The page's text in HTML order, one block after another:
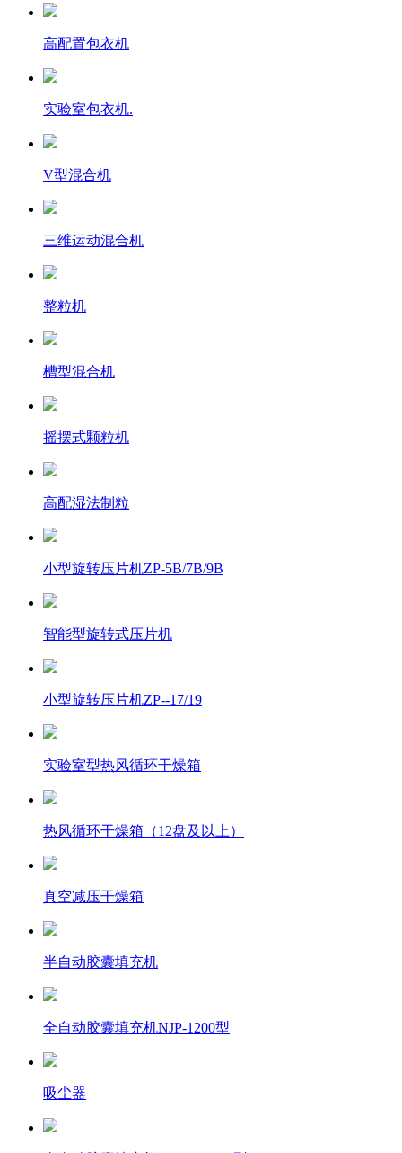
高配置包衣机
实验室包衣机.
V型混合机
三维运动混合机
整粒机
槽型混合机
摇摆式颗粒机
高配湿法制粒
小型旋转压片机ZP-5B/7B/9B
智能型旋转式压片机
小型旋转压片机ZP--17/19
实验室型热风循环干燥箱
热风循环干燥箱（12盘及以上）
真空减压干燥箱
半自动胶囊填充机
全自动胶囊填充机NJP-1200型
吸尘器